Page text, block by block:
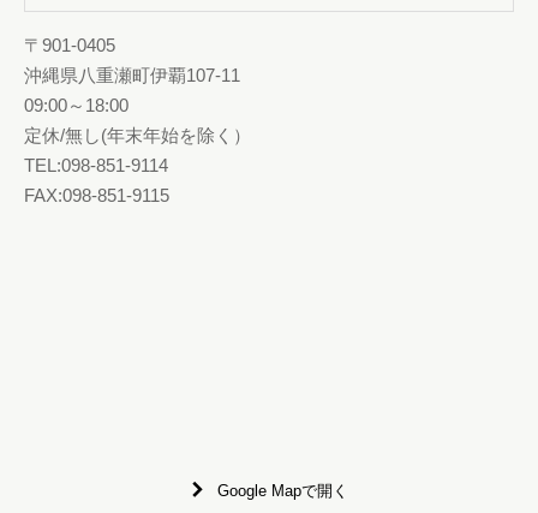
〒901-0405
沖縄県八重瀬町伊覇107-11
09:00～18:00
定休/無し(年末年始を除く）
TEL:098-851-9114
FAX:098-851-9115
Google Mapで開く